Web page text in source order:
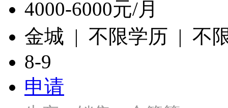
4000-6000元/月
金城 | 不限学历 | 不
8-9
申请